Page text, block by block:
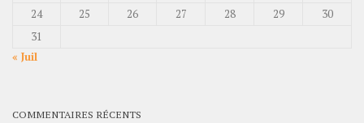
24
25 26 27 28 29
30
31
« Juil
COMMENTAIRES RÉCENTS